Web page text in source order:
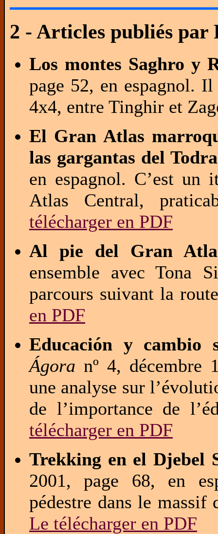
2 - Articles publiés par
Los montes Saghro y
page 52, en espagnol.
4x4, entre Tinghir et
El Gran Atlas
las gargantas del Todra
en espagnol. C’est un
Atlas Central,
télécharger en PDF
Al pie del Gran
ensemble avec Tona
parcours suivant la
en PDF
Educación y cambio
Ágora nº 4, décembre
une analyse sur
de l’importance de
télécharger en PDF
Trekking en el Djebel
2001, page 68, en
pédestre dans le massif
Le télécharger en PDF